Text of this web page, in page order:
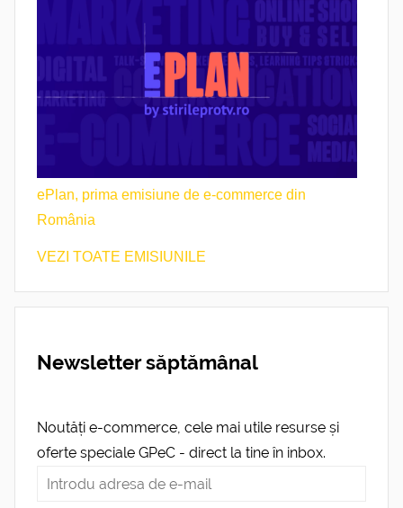
ePlan, prima emisiune de e-commerce din
România
VEZI TOATE EMISIUNILE
Newsletter săptămânal
Noutăți e-commerce, cele mai utile resurse și
oferte speciale GPeC - direct la tine în inbox.